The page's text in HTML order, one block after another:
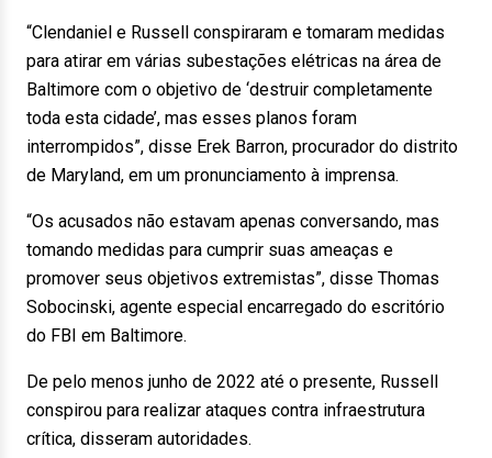
“Clendaniel e Russell conspiraram e tomaram medidas
para atirar em várias subestações elétricas na área de
Baltimore com o objetivo de ‘destruir completamente
toda esta cidade’, mas esses planos foram
interrompidos”, disse Erek Barron, procurador do distrito
de Maryland, em um pronunciamento à imprensa.
“Os acusados não estavam apenas conversando, mas
tomando medidas para cumprir suas ameaças e
promover seus objetivos extremistas”, disse Thomas
Sobocinski, agente especial encarregado do escritório
do FBI em Baltimore.
De pelo menos junho de 2022 até o presente, Russell
conspirou para realizar ataques contra infraestrutura
crítica, disseram autoridades.